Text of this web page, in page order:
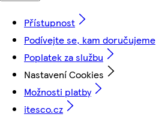
Přístupnost
Podívejte se, kam doručujeme
Poplatek za službu
Nastavení Cookies
Možnosti platby
itesco.cz